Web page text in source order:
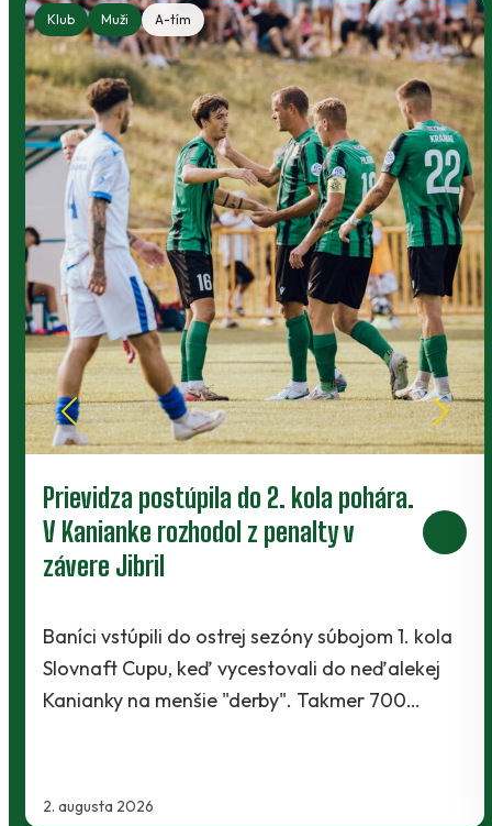
Klub Muži A-tím
Prievidza postúpila do 2. kola pohára.
V Kanianke rozhodol z penalty v
závere Jibril
2. augusta 2026
Baníci vstúpili do ostrej sezóny súbojom 1. kola
Slovnaft Cupu, keď vycestovali do neďalekej
Kanianky na menšie "derby". Takmer 700…